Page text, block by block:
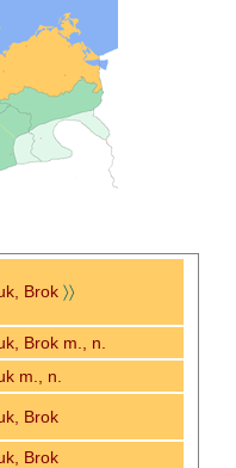
Brok 〉〉
Brok m., n.
m., n.
Brok
Brok